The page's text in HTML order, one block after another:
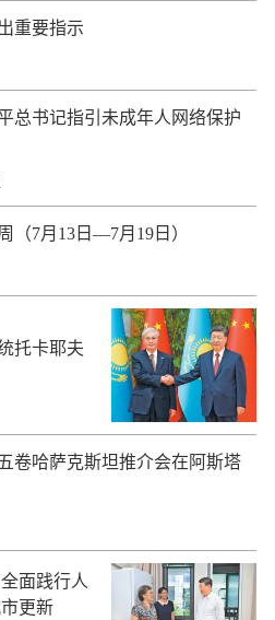
重要指示
书记指引未成年人网络保护
（7月13日—7月19日）
托卡耶夫
卷哈萨克斯坦推介会在阿斯塔
面践行人
更新